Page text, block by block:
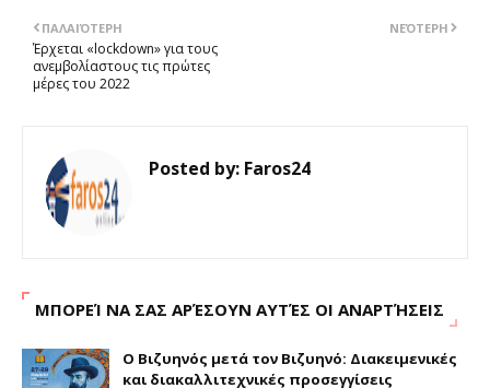
ΝΕΌΤΕΡΗ
ΠΑΛΑΙΌΤΕΡΗ
Έρχεται «lockdown» για τους
ανεμβολίαστους τις πρώτες
μέρες του 2022
Posted by: Faros24
ΜΠΟΡΕΊ ΝΑ ΣΑΣ ΑΡΈΣΟΥΝ ΑΥΤΈΣ ΟΙ ΑΝΑΡΤΉΣΕΙΣ
Ο Βιζυηνός μετά τον Βιζυηνό: Διακειμενικές
και διακαλλιτεχνικές προσεγγίσεις